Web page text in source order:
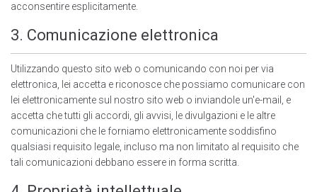
acconsentire esplicitamente.
3. Comunicazione elettronica
Utilizzando questo sito web o comunicando con noi per via
elettronica, lei accetta e riconosce che possiamo comunicare con
lei elettronicamente sul nostro sito web o inviandole un'e-mail, e
accetta che tutti gli accordi, gli avvisi, le divulgazioni e le altre
comunicazioni che le forniamo elettronicamente soddisfino
qualsiasi requisito legale, incluso ma non limitato al requisito che
tali comunicazioni debbano essere in forma scritta.